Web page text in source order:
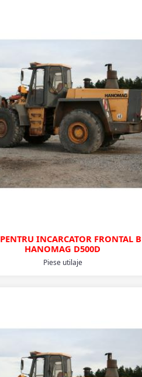
HANOMAG D500D
Piese utilaje